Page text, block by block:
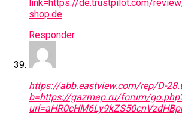
link=https://de.trustpilot.com/
shop.de
Responder
https://abb.eastview.com/rep/D-
b=https://gazmap.ru/forum/